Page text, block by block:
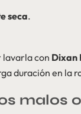
seca.
lavarla con Dixan
duración en la
malos